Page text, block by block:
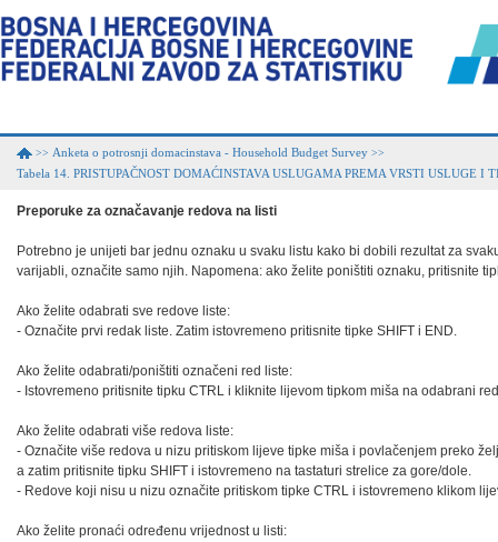
>> Anketa o potrosnji domacinstava - Household Budget Survey >>
Tabela 14. PRISTUPAČNOST DOMAĆINSTAVA USLUGAMA PREMA VRSTI USLUGE I
Preporuke za označavanje redova na listi
Potrebno je unijeti bar jednu oznaku u svaku listu kako bi dobili rezultat za
varijabli, označite samo njih. Napomena: ako želite poništiti oznaku, pritisnite
Ako želite odabrati sve redove liste:
- Označite prvi redak liste. Zatim istovremeno pritisnite tipke SHIFT i END.
Ako želite odabrati/poništiti označeni red liste:
- Istovremeno pritisnite tipku CTRL i kliknite lijevom tipkom miša na odabrani
Ako želite odabrati više redova liste:
- Označite više redova u nizu pritiskom lijeve tipke miša i povlačenjem preko
a zatim pritisnite tipku SHIFT i istovremeno na tastaturi strelice za gore/dole.
- Redove koji nisu u nizu označite pritiskom tipke CTRL i istovremeno klikom
Ako želite pronaći određenu vrijednost u listi: